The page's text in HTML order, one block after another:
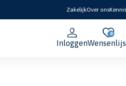
ZakelijkOver ons
Inloggen
0